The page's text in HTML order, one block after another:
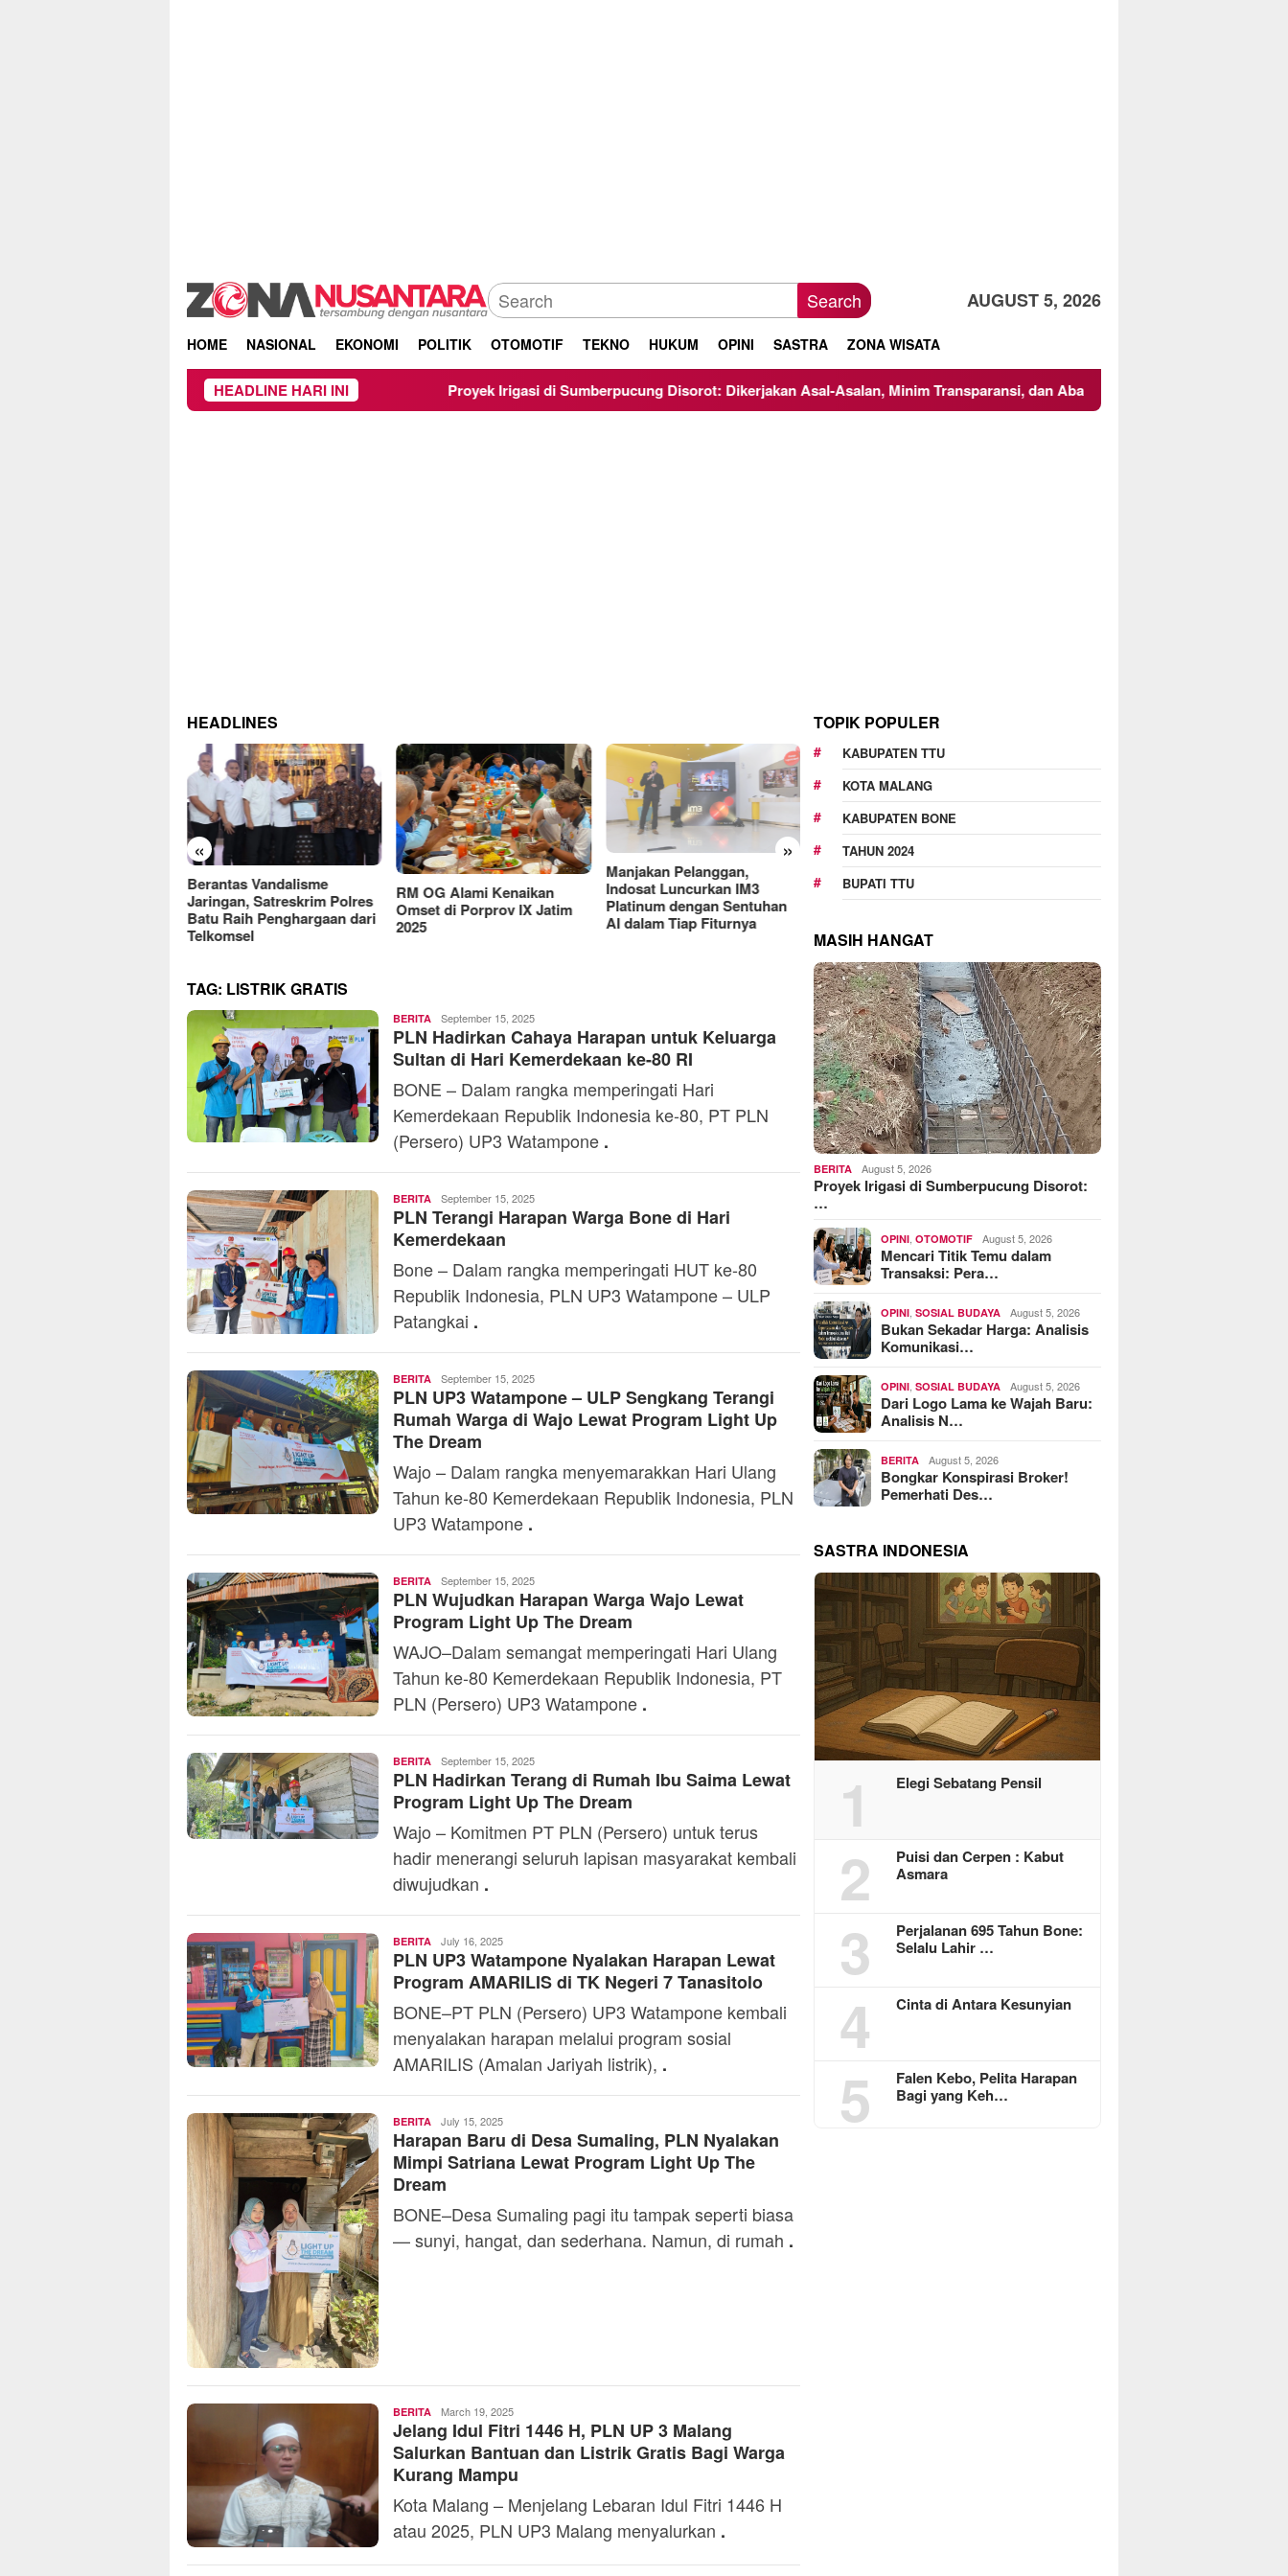
Search AUGUST 5, 2026
HOME NASIONAL EKONOMI POLITIK OTOMOTIF TEKNO HUKUM OPINI SASTRA ZONA WISATA
HEADLINE HARI INIProyek Irigasi di Sumberpucung Disorot: Dikerjakan Asal-Asalan, Minim Transparansi, dan Abaikan K3
HEADLINES
« »
Berantas Vandalisme
Jaringan, Satreskrim Polres
Batu Raih Penghargaan dari
Telkomsel
RM OG Alami Kenaikan
Omset di Porprov IX Jatim
2025
Manjakan Pelanggan,
Indosat Luncurkan IM3
Platinum dengan Sentuhan
AI dalam Tiap Fiturnya
RAT Koperasi Jasa Widyani
Sejahtera Institut Perbanas,
TAG: LISTRIK GRATIS
BERITA Admin
September 15, 2025
PLN Hadirkan Cahaya Harapan untuk Keluarga
Sultan di Hari Kemerdekaan ke-80 RI
BONE – Dalam rangka memperingati Hari
Kemerdekaan Republik Indonesia ke-80, PT PLN
(Persero) UP3 Watampone .
BERITA Admin
September 15, 2025
PLN Terangi Harapan Warga Bone di Hari
Kemerdekaan
Bone – Dalam rangka memperingati HUT ke-80
Republik Indonesia, PLN UP3 Watampone – ULP
Patangkai .
BERITA Admin
September 15, 2025
PLN UP3 Watampone – ULP Sengkang Terangi
Rumah Warga di Wajo Lewat Program Light Up
The Dream
Wajo – Dalam rangka menyemarakkan Hari Ulang
Tahun ke-80 Kemerdekaan Republik Indonesia, PLN
UP3 Watampone .
BERITA Admin
September 15, 2025
PLN Wujudkan Harapan Warga Wajo Lewat
Program Light Up The Dream
WAJO–Dalam semangat memperingati Hari Ulang
Tahun ke-80 Kemerdekaan Republik Indonesia, PT
PLN (Persero) UP3 Watampone .
BERITA Admin
September 15, 2025
PLN Hadirkan Terang di Rumah Ibu Saima Lewat
Program Light Up The Dream
Wajo – Komitmen PT PLN (Persero) untuk terus
hadir menerangi seluruh lapisan masyarakat kembali
diwujudkan .
BERITA Admin
July 16, 2025
PLN UP3 Watampone Nyalakan Harapan Lewat
Program AMARILIS di TK Negeri 7 Tanasitolo
BONE–PT PLN (Persero) UP3 Watampone kembali
menyalakan harapan melalui program sosial
AMARILIS (Amalan Jariyah listrik), .
BERITA Admin
July 15, 2025
Harapan Baru di Desa Sumaling, PLN Nyalakan
Mimpi Satriana Lewat Program Light Up The
Dream
BONE–Desa Sumaling pagi itu tampak seperti biasa
— sunyi, hangat, dan sederhana. Namun, di rumah .
BERITA Toski
Dermaleksana
March 19, 2025
Jelang Idul Fitri 1446 H, PLN UP 3 Malang
Salurkan Bantuan dan Listrik Gratis Bagi Warga
Kurang Mampu
Kota Malang – Menjelang Lebaran Idul Fitri 1446 H
atau 2025, PLN UP3 Malang menyalurkan .
TOPIK POPULER
KABUPATEN TTU
KOTA MALANG
KABUPATEN BONE
TAHUN 2024
BUPATI TTU
MASIH HANGAT
BERITA August 5, 2026
Proyek Irigasi di Sumberpucung Disorot:
…
OPINI ,OTOMOTIF August 5, 2026
Mencari Titik Temu dalam
Transaksi: Pera…
OPINI ,SOSIAL BUDAYA August 5, 2026
Bukan Sekadar Harga: Analisis
Komunikasi…
OPINI ,SOSIAL BUDAYA August 5, 2026
Dari Logo Lama ke Wajah Baru:
Analisis N…
BERITA August 5, 2026
Bongkar Konspirasi Broker!
Pemerhati Des…
SASTRA INDONESIA
1 Elegi Sebatang Pensil
2
Puisi dan Cerpen : Kabut
Asmara
3
Perjalanan 695 Tahun Bone:
Selalu Lahir …
4 Cinta di Antara Kesunyian
5
Falen Kebo, Pelita Harapan
Bagi yang Keh…